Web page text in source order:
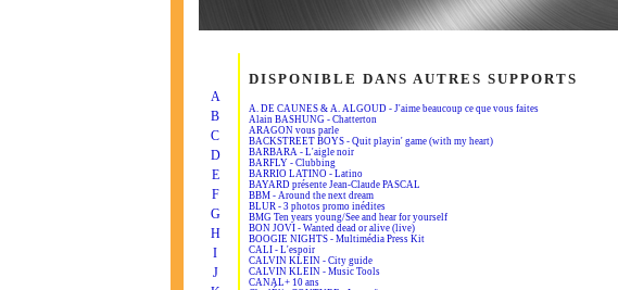
A
B
C
D
E
F
G
H
I
J
DISPONIBLE DANS AUTRES SUPPORTS
A. DE CAUNES & A. ALGOUD - J'aime beaucoup ce que vous faites
Alain BASHUNG - Chatterton
ARAGON vous parle
BACKSTREET BOYS - Quit playin' game (with my heart)
BARBARA - L'aigle noir
BARFLY - Clubbing
BARRIO LATINO - Latino
BAYARD présente Jean-Claude PASCAL
BBM - Around the next dream
BLUR - 3 photos promo inédites
BMG Ten years young/See and hear for yourself
BON JOVI - Wanted dead or alive (live)
BOOGIE NIGHTS - Multimédia Press Kit
CALI - L'espoir
CALVIN KLEIN - City guide
CALVIN KLEIN - Music Tools
CANAL+ 10 ans